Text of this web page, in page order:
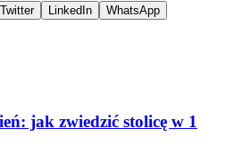
Twitter LinkedIn WhatsApp
jak zwiedzić stolicę w 1